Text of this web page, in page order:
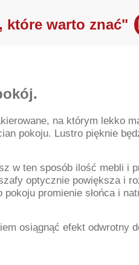
które warto znać"
na którym lekko
pokoju. Lustro pięknie
w ten sposób ilość mebli i
optycznie powiększa i
promienie słońca i
osiągnąć efekt odwrotny